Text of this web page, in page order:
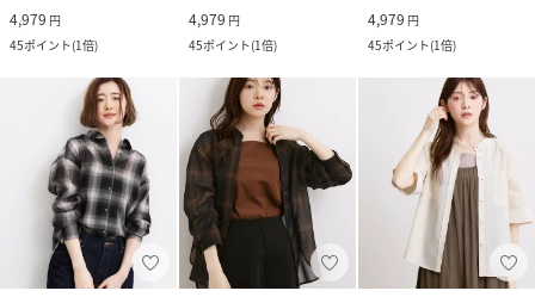
4,979 円
45ポイント(1倍)
4,979 円
45ポイント(1倍)
4,979 円
45ポイント(1倍)